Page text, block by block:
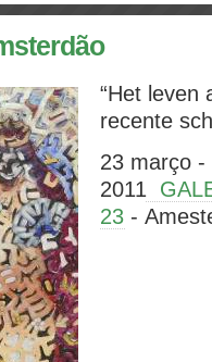
“Het leven
recente
23 março -
2011
23 -